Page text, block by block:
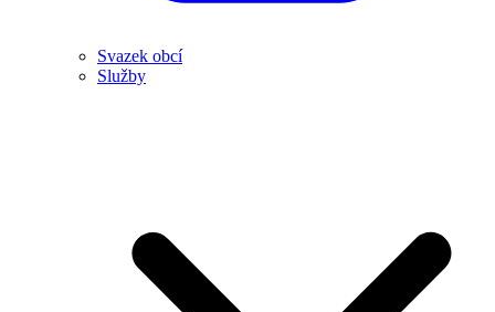
Svazek obcí
Služby